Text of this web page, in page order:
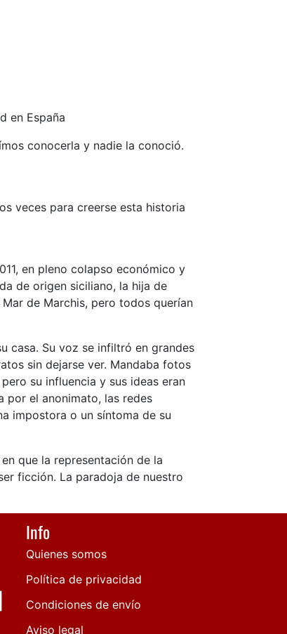
en España
conocerla y nadie la conoció.
veces para creerse esta historia
en pleno colapso económico y
de origen siciliano, la hija de
de Marchis, pero todos querían
casa. Su voz se infiltró en grandes
sin dejarse ver. Mandaba fotos
su influencia y sus ideas eran
por el anonimato, las redes
impostora o un síntoma de su
que la representación de la
ficción. La paradoja de nuestro
Info
Quienes somos
Política de privacidad
Condiciones de envío
Aviso legal